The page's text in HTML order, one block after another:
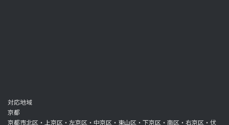
対応地域
京都
京都市北区・上京区・左京区・中京区・東山区・下京区・南区・右京区・伏